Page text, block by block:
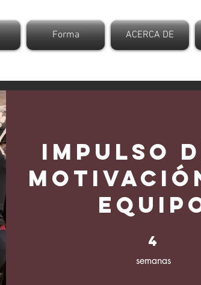
Forma ACERCA DE
Impulso
4
semanas
4 semanas